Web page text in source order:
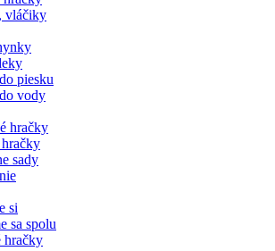
vláčiky
piesku
vody
hračky
sady
si
sa spolu
hračky